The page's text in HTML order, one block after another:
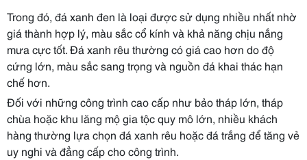
Trong đó, đá xanh đen là loại được sử dụng nhiều nhất nhờ
giá thành hợp lý, màu sắc cổ kính và khả năng chịu nắng
mưa cực tốt. Đá xanh rêu thường có giá cao hơn do độ
cứng lớn, màu sắc sang trọng và nguồn đá khai thác hạn
chế hơn.
Đối với những công trình cao cấp như bảo tháp lớn, tháp
chùa hoặc khu lăng mộ gia tộc quy mô lớn, nhiều khách
hàng thường lựa chọn đá xanh rêu hoặc đá trắng để tăng vẻ
uy nghi và đẳng cấp cho công trình.